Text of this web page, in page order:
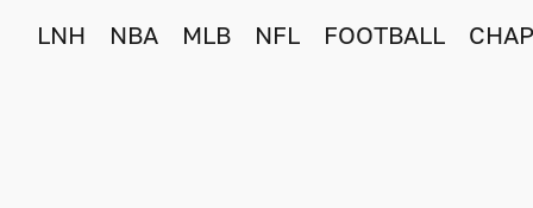
LNH NBA MLB NFL FOOTBALL